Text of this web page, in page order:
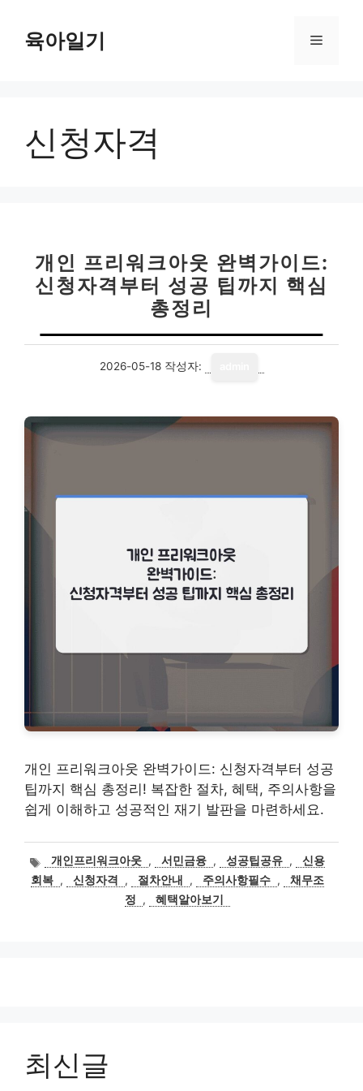
육아일기 메
신청자격
개인 프리워크아웃 완벽가이드:
신청자격부터 성공 팁까지 핵심
총정리
2026-05-18 작성자:
개인 프리워크아웃 완벽가이드: 신청자격부터 성공
팁까지 핵심 총정리! 복잡한 절차, 혜택, 주의사항을
쉽게 이해하고 성공적인 재기 발판을 마련하세요.
태
그
개인프리워크아웃 , 서민금융 , 성공팁공유 ,
신용
회복 , 신청자격 , 절차안내 , 주의사항필수 ,
채무조
정
, 혜택알아보기
최신글